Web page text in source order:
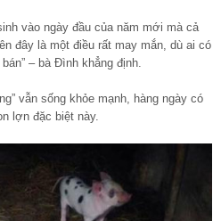
vào ngày đầu của năm mới mà cả
đây là một điều rất may mắn, dù ai có
– bà Đình khẳng định.
vẫn sống khỏe mạnh, hàng ngày có
lợn đặc biệt này.